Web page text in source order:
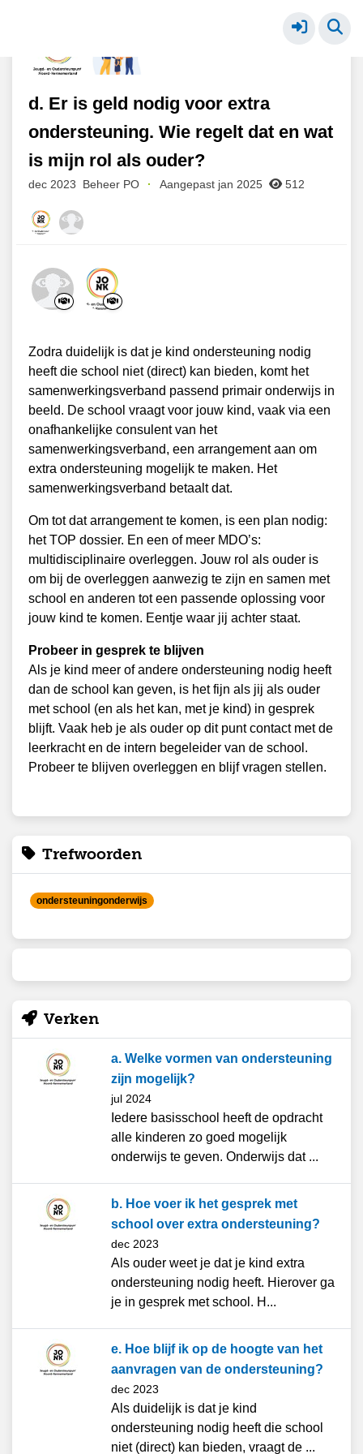
d. Er is geld nodig voor extra
ondersteuning. Wie regelt dat en wat
is mijn rol als ouder?
dec 2023 Beheer PO · Aangepast jan 2025 512
Zodra duidelijk is dat je kind ondersteuning nodig
heeft die school niet (direct) kan bieden, komt het
samenwerkingsverband passend primair onderwijs in
beeld. De school vraagt voor jouw kind, vaak via een
onafhankelijke consulent van het
samenwerkingsverband, een arrangement aan om
extra ondersteuning mogelijk te maken. Het
samenwerkingsverband betaalt dat.
Om tot dat arrangement te komen, is een plan nodig:
het TOP dossier. En een of meer MDO’s:
multidisciplinaire overleggen. Jouw rol als ouder is
om bij de overleggen aanwezig te zijn en samen met
school en anderen tot een passende oplossing voor
jouw kind te komen. Eentje waar jij achter staat.
Probeer in gesprek te blijven
Als je kind meer of andere ondersteuning nodig heeft
dan de school kan geven, is het fijn als jij als ouder
met school (en als het kan, met je kind) in gesprek
blijft. Vaak heb je als ouder op dit punt contact met de
leerkracht en de intern begeleider van de school.
Probeer te blijven overleggen en blijf vragen stellen.
Trefwoorden
ondersteuningonderwijs
Verken
a. Welke vormen van ondersteuning
zijn mogelijk?
jul 2024
Iedere basisschool heeft de opdracht
alle kinderen zo goed mogelijk
onderwijs te geven. Onderwijs dat ...
b. Hoe voer ik het gesprek met
school over extra ondersteuning?
dec 2023
Als ouder weet je dat je kind extra
ondersteuning nodig heeft. Hierover ga
je in gesprek met school. H...
e. Hoe blijf ik op de hoogte van het
aanvragen van de ondersteuning?
dec 2023
Als duidelijk is dat je kind
ondersteuning nodig heeft die school
niet (direct) kan bieden, vraagt de ...